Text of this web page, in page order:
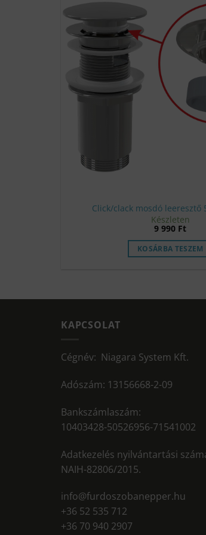
Click/clack mosdó leeresztő
Készleten
9 990 Ft
KOSÁRBA TESZEM
KAPCSOLAT
Cégnév: Niagara System Kft.
Adószám: 13156668-2-09
Bankszámlaszám:
10403428-50526956-71541002
Adatkezelés nyilvántartási
NAIH-82806/2015.
info@furdoszobanepper.hu
+36 52 535 712
+36 70 940 2907